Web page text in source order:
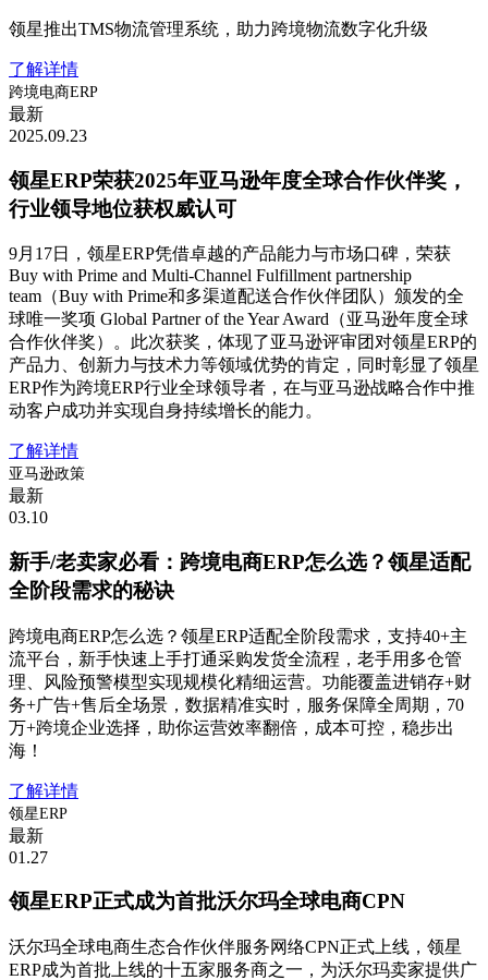
领星推出TMS物流管理系统，助力跨境物流数字化升级
了解详情
跨境电商ERP
最新
2025.09.23
领星ERP荣获2025年亚马逊年度全球合作伙伴奖，
行业领导地位获权威认可
9月17日，领星ERP凭借卓越的产品能力与市场口碑，荣获
Buy with Prime and Multi-Channel Fulfillment partnership
team（Buy with Prime和多渠道配送合作伙伴团队）颁发的全
球唯一奖项 Global Partner of the Year Award（亚马逊年度全球
合作伙伴奖）。此次获奖，体现了亚马逊评审团对领星ERP的
产品力、创新力与技术力等领域优势的肯定，同时彰显了领星
ERP作为跨境ERP行业全球领导者，在与亚马逊战略合作中推
动客户成功并实现自身持续增长的能力。
了解详情
亚马逊政策
最新
03.10
新手/老卖家必看：跨境电商ERP怎么选？领星适配
全阶段需求的秘诀
跨境电商ERP怎么选？领星ERP适配全阶段需求，支持40+主
流平台，新手快速上手打通采购发货全流程，老手用多仓管
理、风险预警模型实现规模化精细运营。功能覆盖进销存+财
务+广告+售后全场景，数据精准实时，服务保障全周期，70
万+跨境企业选择，助你运营效率翻倍，成本可控，稳步出
海！
了解详情
领星ERP
最新
01.27
领星ERP正式成为首批沃尔玛全球电商CPN
沃尔玛全球电商生态合作伙伴服务网络CPN正式上线，领星
ERP成为首批上线的十五家服务商之一，为沃尔玛卖家提供广